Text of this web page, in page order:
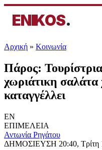
ENIKOS.
Αρχική » Κοινωνία
Πάρος:
χωριάτικη σαλάτα
καταγγέλλει
EN
ΕΠΙΜΕΛΕΙΑ
Αντωνία Ρηγάτου
ΔΗΜΟΣΙΕΥΣΗ 20:40, Τρίτη